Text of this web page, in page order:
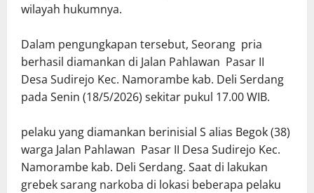
wilayah hukumnya.
Dalam pengungkapan tersebut, Seorang pria
berhasil diamankan di Jalan Pahlawan Pasar II
Desa Sudirejo Kec. Namorambe kab. Deli Serdang
pada Senin (18/5/2026) sekitar pukul 17.00 WIB.
pelaku yang diamankan berinisial S alias Begok (38)
warga Jalan Pahlawan Pasar II Desa Sudirejo Kec.
Namorambe kab. Deli Serdang. Saat di lakukan
grebek sarang narkoba di lokasi beberapa pelaku